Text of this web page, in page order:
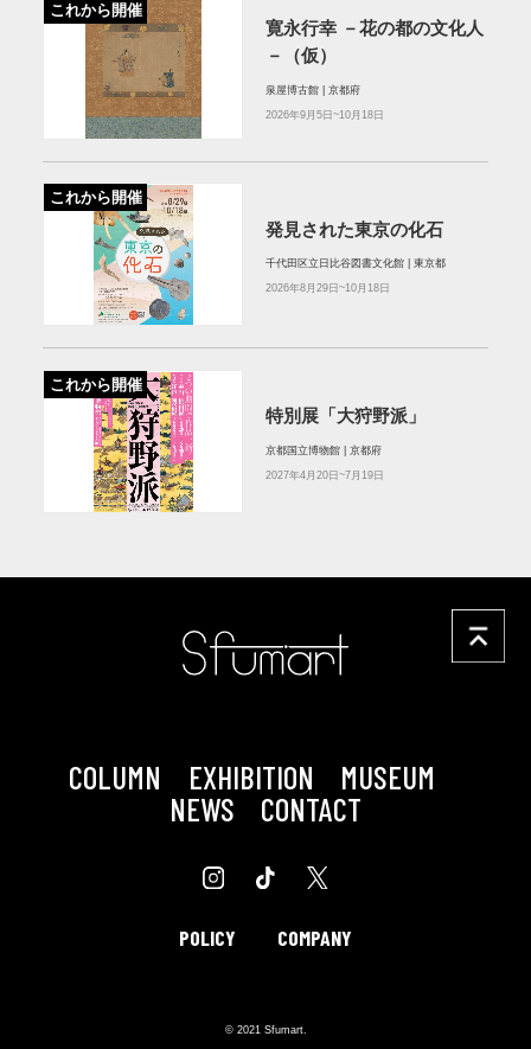
これから開催
寛永行幸 －花の都の文化人
－（仮）
泉屋博古館 | 京都府
2026年9月5日~10月18日
これから開催
発見された東京の化石
千代田区立日比谷図書文化館 | 東京都
2026年8月29日~10月18日
これから開催
特別展「大狩野派」
京都国立博物館 | 京都府
2027年4月20日~7月19日
COLUMN EXHIBITION
MUSEUM
NEWS
CONTACT
POLICY COMPANY
© 2021 Sfumart.